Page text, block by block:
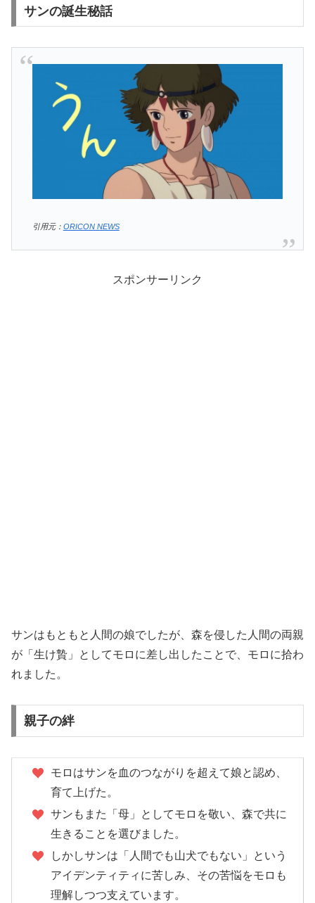
サンの誕生秘話
引用元： ORICON NEWS
スポンサーリンク
サンはもともと人間の娘でしたが、森を侵した人間の両親
が「生け贄」としてモロに差し出したことで、モロに拾わ
れました。
親子の絆
モロはサンを血のつながりを超えて娘と認め、
育て上げた。
サンもまた「母」としてモロを敬い、森で共に
生きることを選びました。
しかしサンは「人間でも山犬でもない」という
アイデンティティに苦しみ、その苦悩をモロも
理解しつつ支えています。